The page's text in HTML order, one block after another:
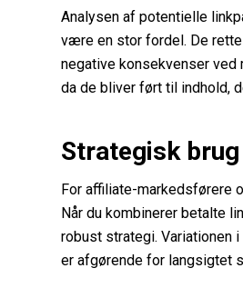
Analysen af potentielle
være en stor fordel. De
negative konsekvenser ved
da de bliver ført til indhold,
Strategisk
For affiliate-markedsførere
Når du kombinerer betalte
robust strategi. Variationen
er afgørende for langsigtet